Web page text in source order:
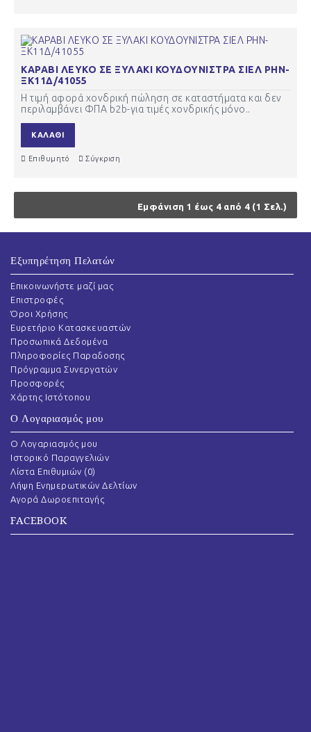
ΚΑΡΑΒΙ ΛΕΥΚΟ ΣΕ ΞΥΛΑΚΙ ΚΟΥΔΟΥΝΙΣΤΡΑ ΣΙΕΛ ΡΗΝ-
ΞΚ11Δ/41055
Η τιμή αφορά χονδρική πώληση σε καταστήματα και δεν
περιλαμβάνει ΦΠΑ b2b-για τιμές χονδρικής μόνο..
ΚΑΛΆΘΙ
Επιθυμητό Σύγκριση
Εμφάνιση 1 έως 4 από 4 (1 Σελ.)
Εξυπηρέτηση Πελατών
Επικοινωνήστε μαζί μας
Επιστροφές
Όροι Χρήσης
Ευρετήριο Κατασκευαστών
Προσωπικά Δεδομένα
Πληροφορίες Παραδοσης
Πρόγραμμα Συνεργατών
Προσφορές
Χάρτης Ιστότοπου
Ο Λογαριασμός μου
O Λογαριασμός μου
Ιστορικό Παραγγελιών
Λίστα Επιθυμιών (0)
Λήψη Ενημερωτικών Δελτίων
Αγορά Δωροεπιταγής
FACEBOOK